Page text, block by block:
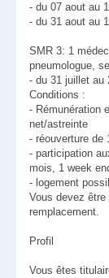
- du 07 aout au
- du 31 aout au
SMR 3: 1
pneumologue,
- du 31 juillet au
Conditions :
- Rémunération
net/astreinte
- réouverture de
- participation
mois, 1 week
- logement
Vous devez
remplacement.
Profil
Vous êtes